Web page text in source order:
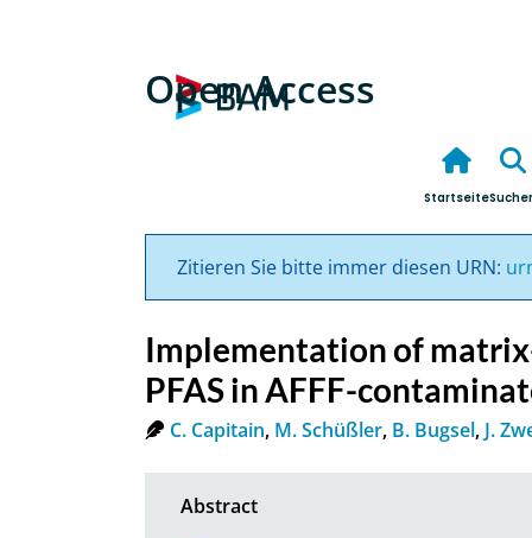
Open Access
Startseite
Zitieren Sie bitte immer diesen URN:
Implementation of
PFAS in AFFF-
C. Capitain, M. Schüßler, B. Bugsel, J.